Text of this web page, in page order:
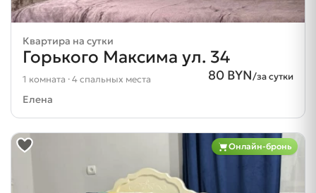
Квартира на сутки
Горького Максима ул. 34
80 BYN/за сутки
1 комната · 4 спальных места
Елена
Онлайн-бронь